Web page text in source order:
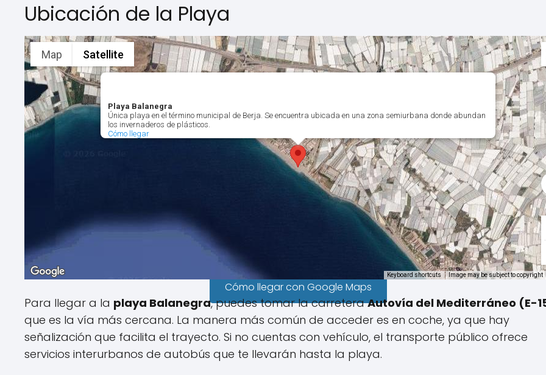
Ubicación de la Playa
Playa Balanegra
Única playa en el término municipal de Berja. Se encuentra ubicada en una zona semiurbana donde abundan
los invernaderos de plásticos.
Cómo llegar
Map Satellite
Keyboard shortcuts Image may be subject to copyright
Cómo llegar con Google Maps
Para llegar a la playa Balanegra, puedes tomar la carreteraAutovía del Mediterráneo (E-
que es la vía más cercana. La manera más común de acceder es en coche, ya que hay
señalización que facilita el trayecto. Si no cuentas con vehículo, el transporte público ofrece
servicios interurbanos de autobús que te llevarán hasta la playa.